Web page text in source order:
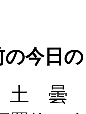
の今日
曇